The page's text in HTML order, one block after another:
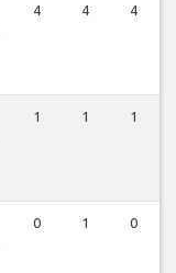
4 4 4
1 1 1
0 1 0